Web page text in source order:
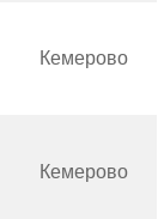
Кемерово
Кемерово